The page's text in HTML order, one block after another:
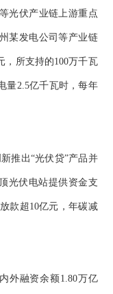
光伏产业链上游重点
某发电公司等产业链
，所支持的100万千瓦
量2.5亿千瓦时，每年
推出“光伏贷”产品并
光伏电站提供资金支
款超10亿元，年碳减
外融资余额1.80万亿